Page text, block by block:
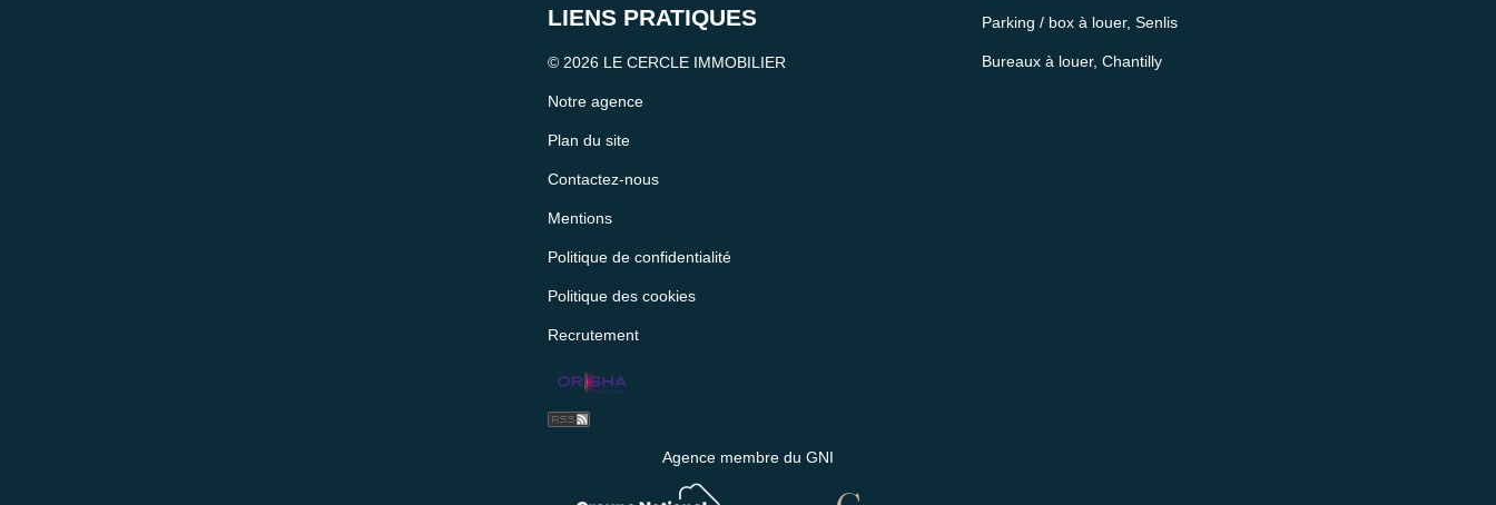
LIENS PRATIQUES
© 2026 LE CERCLE IMMOBILIER
Notre agence
Plan du site
Contactez-nous
Mentions
Politique de confidentialité
Politique des cookies
Recrutement
Agence membre du GNI
Parking / box à louer, Senlis
Bureaux à louer, Chantilly